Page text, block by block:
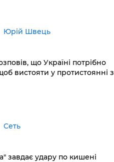
Юрій Швець
що Україні потрібно
вистояти у протистоянні з
Сеть
завдає удару по кишені